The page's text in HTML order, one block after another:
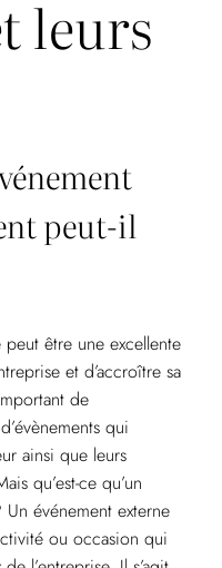
leurs
peut-il
être une excellente
et d’accroître sa
de
qui
ainsi que leurs
qu’est-ce qu’un
événement externe
ou occasion qui